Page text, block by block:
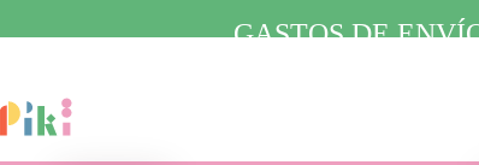
GASTOS DE